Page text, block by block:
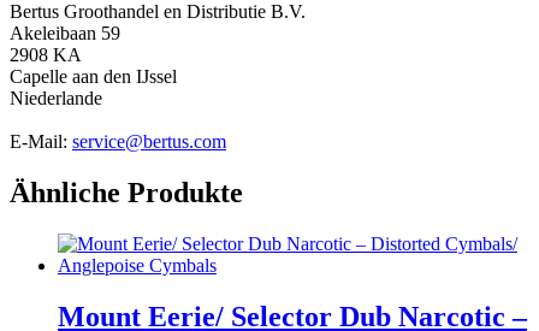
Bertus Groothandel en Distributie B.V.
Akeleibaan 59
2908 KA
Capelle aan den IJssel
Niederlande
E-Mail: service@bertus.com
Ähnliche Produkte
Mount Eerie/ Selector Dub Narcotic –